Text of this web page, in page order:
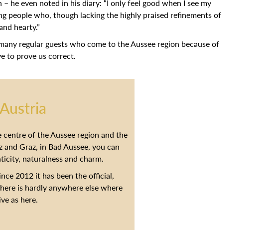
he even noted in his diary: “I only feel good when I see my
people who, though lacking the highly praised refinements of
hearty.”
regular guests who come to the Aussee region because of
to prove us correct.
of the Aussee region and the
Graz, in Bad Aussee, you can
naturalness and charm.
2012 it has been the official,
is hardly anywhere else where
as here.